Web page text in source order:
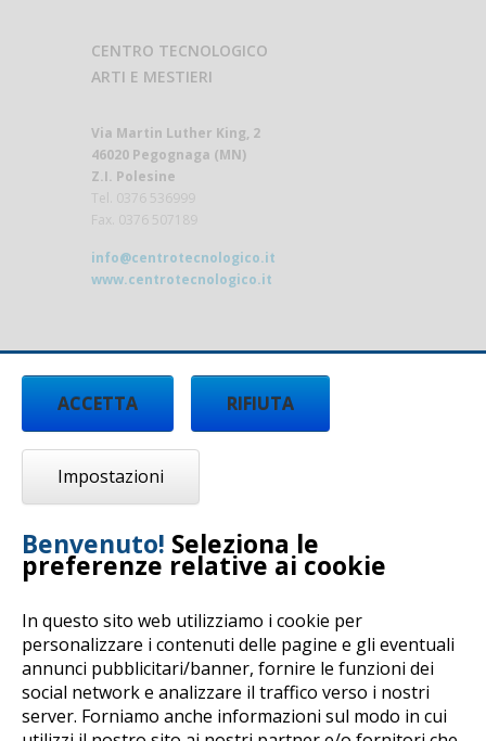
CENTRO TECNOLOGICO
ARTI E MESTIERI
Via Martin Luther King, 2
46020 Pegognaga (MN)
Z.I. Polesine
Tel. 0376 536999
Fax. 0376 507189
info@centrotecnologico.it
www.centrotecnologico.it
RIFIUTA
ACCETTA
Impostazioni
Benvenuto! Seleziona le
preferenze relative ai cookie
In questo sito web utilizziamo i cookie per
personalizzare i contenuti delle pagine e gli eventuali
annunci pubblicitari/banner, fornire le funzioni dei
social network e analizzare il traffico verso i nostri
server. Forniamo anche informazioni sul modo in cui
Copyright © 2017 by Centro Tecnologico Arti e
Mestieri - All rights reserved -
Privacy Policy
Cookie Policy
Dichiarazione di accessibilità